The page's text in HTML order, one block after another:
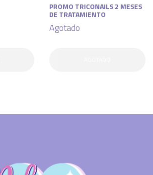
PROMO TRICONAILS 2 MESES
DE TRATAMIENTO
Agotado